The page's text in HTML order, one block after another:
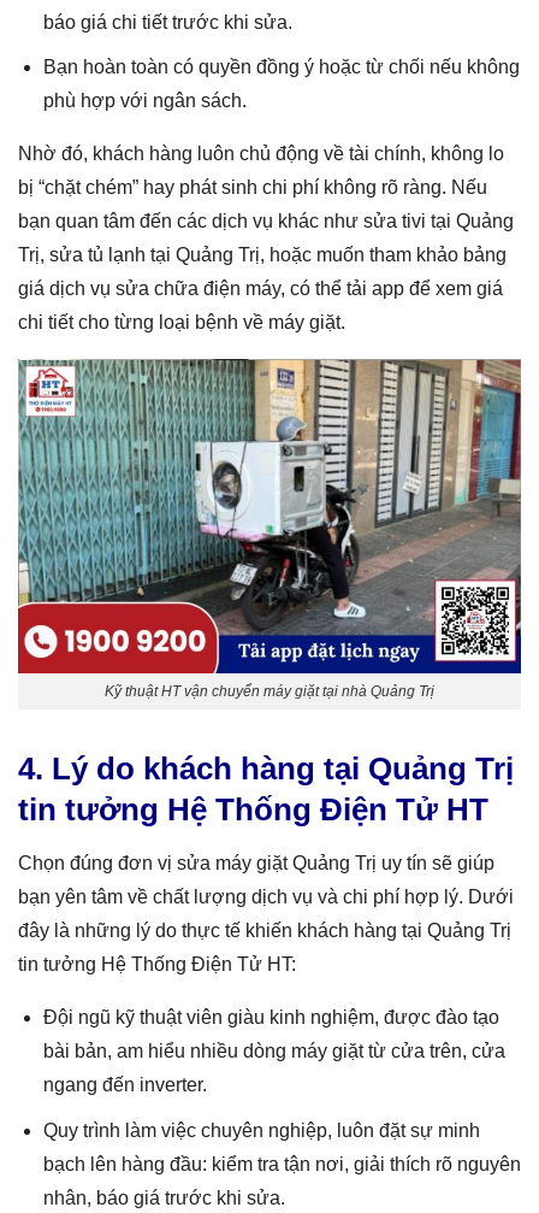
báo giá chi tiết trước khi sửa.
Bạn hoàn toàn có quyền đồng ý hoặc từ chối nếu không
phù hợp với ngân sách.
Nhờ đó, khách hàng luôn chủ động về tài chính, không lo
bị “chặt chém” hay phát sinh chi phí không rõ ràng. Nếu
bạn quan tâm đến các dịch vụ khác như sửa tivi tại Quảng
Trị, sửa tủ lạnh tại Quảng Trị, hoặc muốn tham khảo bảng
giá dịch vụ sửa chữa điện máy, có thể tải app để xem giá
chi tiết cho từng loại bệnh về máy giặt.
Kỹ thuật HT vận chuyển máy giặt tại nhà Quảng Trị
4. Lý do khách hàng tại Quảng Trị
tin tưởng Hệ Thống Điện Tử HT
Chọn đúng đơn vị sửa máy giặt Quảng Trị uy tín sẽ giúp
bạn yên tâm về chất lượng dịch vụ và chi phí hợp lý. Dưới
đây là những lý do thực tế khiến khách hàng tại Quảng Trị
tin tưởng Hệ Thống Điện Tử HT:
Đội ngũ kỹ thuật viên giàu kinh nghiệm, được đào tạo
bài bản, am hiểu nhiều dòng máy giặt từ cửa trên, cửa
ngang đến inverter.
Quy trình làm việc chuyên nghiệp, luôn đặt sự minh
bạch lên hàng đầu: kiểm tra tận nơi, giải thích rõ nguyên
nhân, báo giá trước khi sửa.